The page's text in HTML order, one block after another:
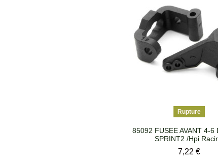
Rupture
85092 FUSEE AVANT 4-6
SPRINT2 /Hpi
Prix
7,22 €